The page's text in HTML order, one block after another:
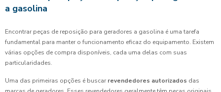
a gasolina
Encontrar peças de reposição para geradores a gasolina é uma tarefa
fundamental para manter o funcionamento eficaz do equipamento. Existem
várias opções de compra disponíveis, cada uma delas com suas
particularidades.
Uma das primeiras opções é buscar revendedores autorizados das